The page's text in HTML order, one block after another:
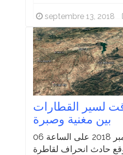
septembre 13, 2018
لسير القطارات
بين مغنية وصبرة
في يوم 04 سبتمبر 2018 على الساعة 06
وقع حادث انحراف لقاطرة